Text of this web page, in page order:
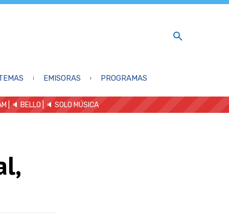
EMISORAS PROGRAMAS
| 🔈 BELLO 🔈 SOLO MÚSICA